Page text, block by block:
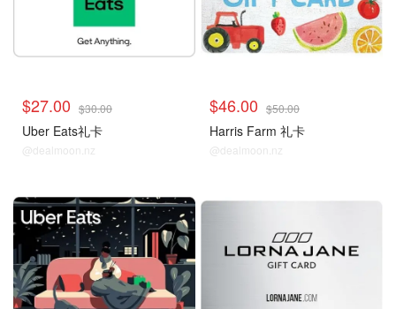
$27.00 $30.00
Uber Eats礼卡
@dealmoon.nz
$46.00 $50.00
Harris Farm 礼卡
@dealmoon.nz